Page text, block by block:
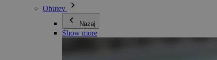
Obutev
Nazaj
Show more